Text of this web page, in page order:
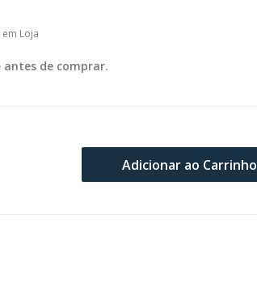
Loja
de comprar.
Adicionar ao Carrinho